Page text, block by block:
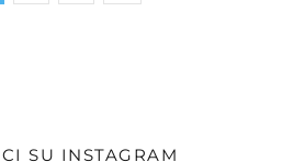
SU INSTAGRAM